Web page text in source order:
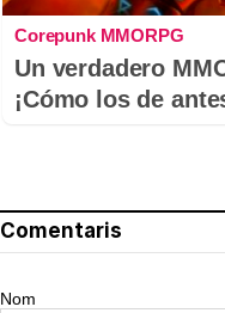
Corepunk MMORPG
Un verdadero
¡Cómo los de
Comentaris
Nom